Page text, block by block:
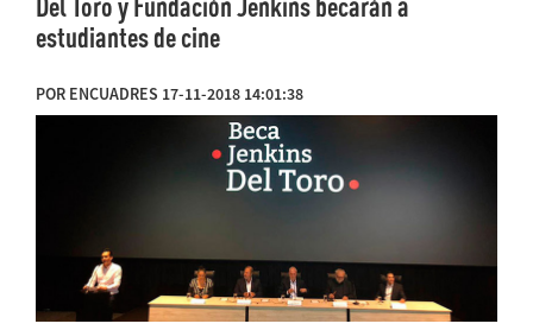
estudiantes de cine
POR ENCUADRES 17-11-2018 14:01:38